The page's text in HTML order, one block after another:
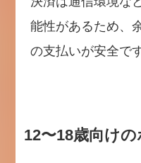
能性があるため、
の支払いが安全です
12〜18歳向け